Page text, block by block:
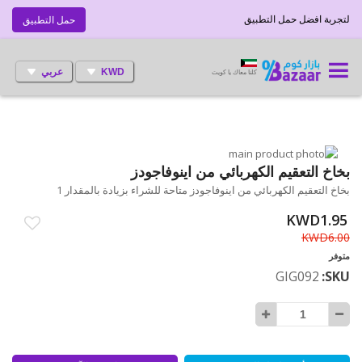
حمل التطبيق لتجربة افضل حمل التطبيق
KWD عربي كلنا معاك يا كويت
انتقل
إلى
النهاية
معرض
الصور
تخطي
إلى
بداية
معرض
الصور
بخاخ التعقيم الكهربائي من اينوفاجودز
بخاخ التعقيم الكهربائي من اينوفاجودز متاحة للشراء بزيادة بالمقدار 1
KWD1.95
KWD6.00
متوفر
SKU
GIG092